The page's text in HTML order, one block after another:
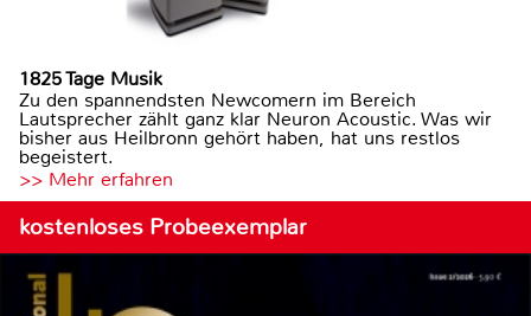
1825 Tage Musik
Zu den spannendsten Newcomern im Bereich
Lautsprecher zählt ganz klar Neuron Acoustic. Was wir
bisher aus Heilbronn gehört haben, hat uns restlos
begeistert.
>> Mehr erfahren
kostenloses Probeexemplar